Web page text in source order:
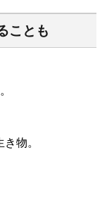
ことも
物。